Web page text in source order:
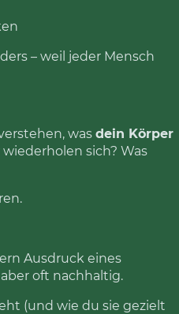
– weil jeder Mensch
was dein Körper
sich? Was
Ausdruck eines
oft nachhaltig.
(und wie du sie gezielt